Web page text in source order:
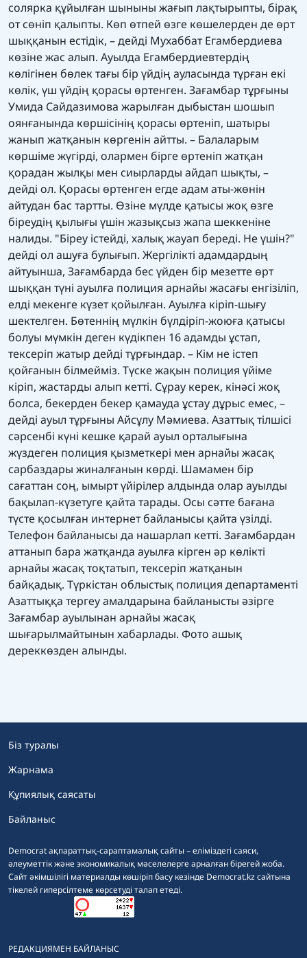
солярка құйылған шыныны жағып лақтырыпты, бірақ
от сөніп қалыпты. Көп өтпей өзге көшелерден де өрт
шыққанын естідік, – дейді Мухаббат Егамбердиева
көзіне жас алып. Ауылда Егамбердиевтердің
көлігінен бөлек тағы бір үйдің ауласында тұрған екі
көлік, үш үйдің қорасы өртенген. Зағамбар тұрғыны
Умида Сайдазимова жарылған дыбыстан шошып
оянғанында көршісінің қорасы өртеніп, шатыры
жанып жатқанын көргенін айтты. – Балаларым
көршіме жүгірді, олармен бірге өртеніп жатқан
қорадан жылқы мен сиырларды айдап шықты, –
дейді ол. Қорасы өртенген егде адам аты-жөнін
айтудан бас тартты. Өзіне мүлде қатысы жоқ өзге
біреудің қылығы үшін жазықсыз жапа шеккеніне
налиды. "Біреу істейді, халық жауап береді. Не үшін?"
дейді ол ашуға булығып. Жергілікті адамдардың
айтуынша, Зағамбарда бес үйден бір мезетте өрт
шыққан түні ауылға полиция арнайы жасағы енгізіліп,
елді мекенге күзет қойылған. Ауылға кіріп-шығу
шектелген. Бөтеннің мүлкін бүлдіріп-жоюға қатысы
болуы мүмкін деген күдікпен 16 адамды ұстап,
тексеріп жатыр дейді тұрғындар. – Кім не істеп
қойғанын білмейміз. Түске жақын полиция үйіме
кіріп, жастарды алып кетті. Сұрау керек, кінәсі жоқ
болса, бекерден бекер қамауда ұстау дұрыс емес, –
дейді ауыл тұрғыны Айсұлу Мәмиева. Азаттық тілшісі
сәрсенбі күні кешке қарай ауыл орталығына
жүздеген полиция қызметкері мен арнайы жасақ
сарбаздары жиналғанын көрді. Шамамен бір
сағаттан соң, ымырт үйірілер алдында олар ауылды
бақылап-күзетуге қайта тарады. Осы сәтте бағана
түсте қосылған интернет байланысы қайта үзілді.
Телефон байланысы да нашарлап кетті. Зағамбардан
аттанып бара жатқанда ауылға кірген әр көлікті
арнайы жасақ тоқтатып, тексеріп жатқанын
байқадық. Түркістан облыстық полиция департаменті
Азаттыққа тергеу амалдарына байланысты әзірге
Зағамбар ауылынан арнайы жасақ
шығарылмайтынын хабарлады. Фото ашық
дереккөзден алынды.
Democrat ақпараттық-сараптамалық сайты – еліміздегі саяси,
әлеуметтік және экономикалық мәселелерге арналған бірегей жоба.
Сайт әкімшілігі материалды көшіріп басу кезінде Democrat.kz сайтына
тікелей гиперсілтеме көрсетуді талап етеді.
Біз туралы
Жарнама
Құпиялық саясаты
Байланыс
РЕДАКЦИЯМЕН БАЙЛАНЫС